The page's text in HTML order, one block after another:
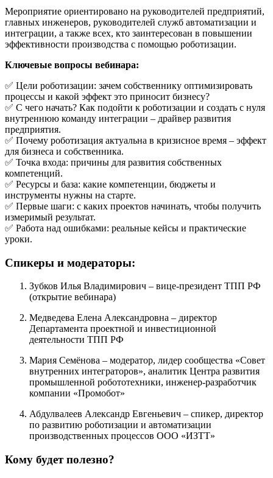
Мероприятие ориентировано на руководителей предприятий,
главных инженеров, руководителей служб автоматизации и
интеграции, а также всех, кто заинтересован в повышении
эффективности производства с помощью роботизации.
Ключевые вопросы вебинара:
✅ Цели роботизации: зачем собственнику оптимизировать
процессы и какой эффект это приносит бизнесу?
✅ С чего начать? Как подойти к роботизации и создать с нуля
внутреннюю команду интеграции – драйвер развития
предприятия.
✅ Почему роботизация актуальна в кризисное время – эффект
для бизнеса и собственника.
✅ Точка входа: причины для развития собственных
компетенций.
✅ Ресурсы и база: какие компетенции, бюджеты и
инструменты нужны на старте.
✅ Первые шаги: с каких проектов начинать, чтобы получить
измеримый результат.
✅ Работа над ошибками: реальные кейсы и практические
уроки.
Спикеры и модераторы:
Зубков Илья Владимирович – вице-президент ТПП РФ
(открытие вебинара)
Медведева Елена Александровна – директор
Департамента проектной и инвестиционной
деятельности ТПП РФ
Мария Семёнова – модератор, лидер сообщества «Совет
внутренних интеграторов», аналитик Центра развития
промышленной робототехники, инженер-разработчик
компании «Промобот»
Абдулвалеев Александр Евгеньевич – спикер, директор
по развитию роботизации и автоматизации
производственных процессов ООО «ИЗТТ»
Кому будет полезно?